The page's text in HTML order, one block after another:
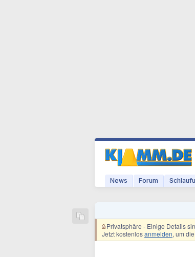
News Forum
Privatsphäre - Einige Details
Jetzt kostenlosanmelden, um